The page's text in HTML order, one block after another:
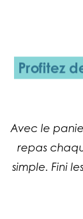
Profitez
Avec le
repas
simple. Fini